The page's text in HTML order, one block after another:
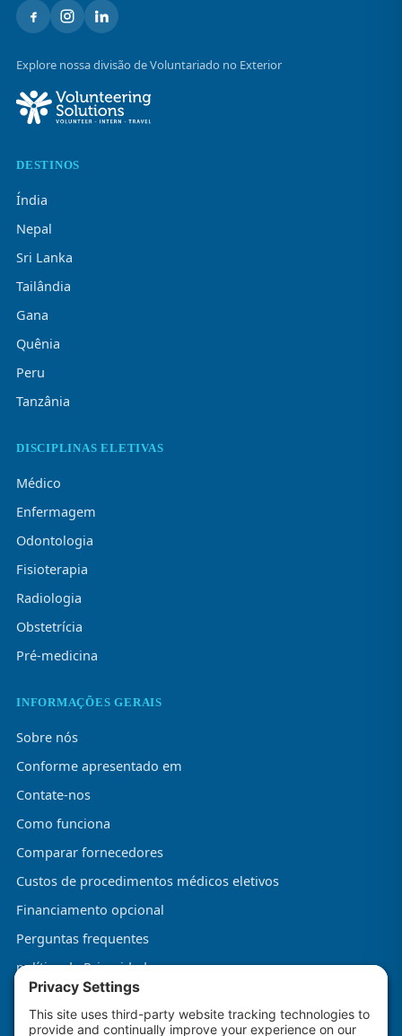
Explore nossa divisão de Voluntariado no Exterior
DESTINOS
Índia
Nepal
Sri Lanka
Tailândia
Gana
Quênia
Peru
Tanzânia
DISCIPLINAS ELETIVAS
Médico
Enfermagem
Odontologia
Fisioterapia
Radiologia
Obstetrícia
Pré-medicina
INFORMAÇÕES GERAIS
Sobre nós
Conforme apresentado em
Contate-nos
Como funciona
Comparar fornecedores
Custos de procedimentos médicos eletivos
Financiamento opcional
Perguntas frequentes
política de Privacidade
Termos e Condições
Política de Cookies